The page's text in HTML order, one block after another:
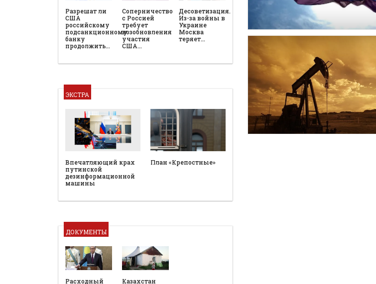
Разрешат ли
США
российскому
подсанкционному
банку
продолжить…
Соперничество
с Россией
требует
возобновления
участия
США…
Десоветизация.
Из-за войны в
Украине
Москва
теряет…
ЭКСТРА
Впечатляющий крах
путинской
дезинформационной
машины
План «Крепостные»
ДОКУМЕНТЫ
Расходный
Казахстан